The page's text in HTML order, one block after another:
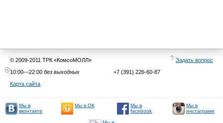
© 2009-2011 ТРК «КомсоМОЛЛ»
Задать вопрос
10:00—22:00 без выходных
+7 (391) 226-60-87
Карта сайта
Мы в
вконтакте
Мы в ОК
Мы в
facebook
Мы в
инстаграме